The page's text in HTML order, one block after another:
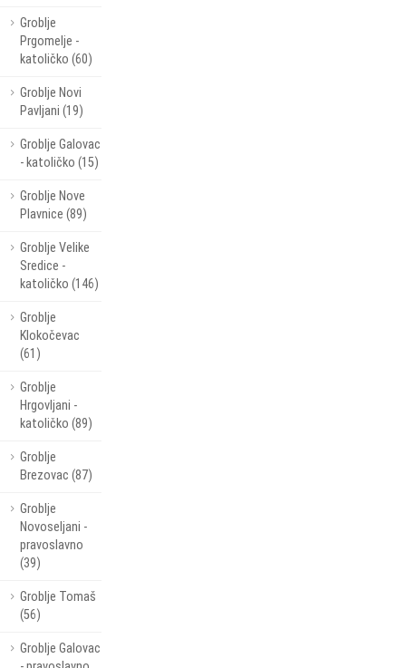
Groblje
Prgomelje -
katoličko (60)
Groblje Novi
Pavljani (19)
Groblje Galovac
- katoličko (15)
Groblje Nove
Plavnice (89)
Groblje Velike
Sredice -
katoličko (146)
Groblje
Klokočevac
(61)
Groblje
Hrgovljani -
katoličko (89)
Groblje
Brezovac (87)
Groblje
Novoseljani -
pravoslavno
(39)
Groblje Tomaš
(56)
Groblje Galovac